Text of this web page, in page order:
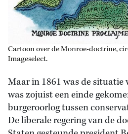
Cartoon over de Monroe-doctrine,
Imageselect.
Maar in 1861 was de situatie
was zojuist een einde
burgeroorlog tussen
De liberale regering van de